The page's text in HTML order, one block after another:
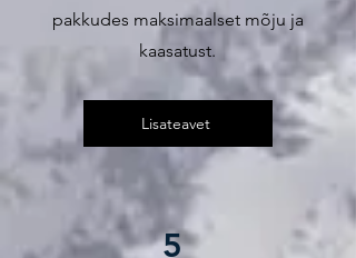
pakkudes maksimaalset mõju ja
kaasatust.
Lisateavet
5